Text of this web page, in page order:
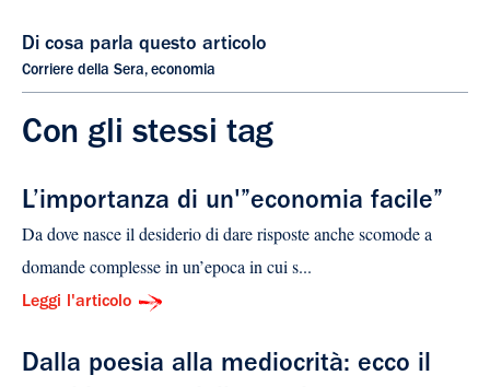
Di cosa parla questo articolo
Corriere della Sera, economia
Con gli stessi tag
L’importanza di un'”economia facile”
Da dove nasce il desiderio di dare risposte anche scomode a
domande complesse in un’epoca in cui s...
Leggi l'articolo
Dalla poesia alla mediocrità: ecco il